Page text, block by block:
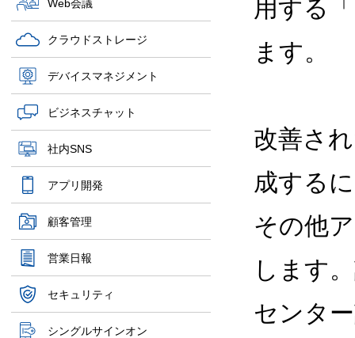
Web会議
クラウドストレージ
デバイスマネジメント
ビジネスチャット
社内SNS
アプリ開発
顧客管理
営業日報
セキュリティ
シングルサインオン
用する
ます。
改善さ
成する
その他
します
センタ